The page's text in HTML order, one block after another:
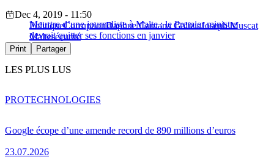
Meurtre d’une journaliste à Malte : le Premier ministre
devrait quitter ses fonctions en janvier
Dec 4, 2019 - 11:50
PolitiqueCorruptionDaphne Caruana GaliziaJoseph Muscat
Maltesécurité
Print Partager
LES PLUS LUS
Google écope d’une amende record de 890 millions d’euros
23.07.2026
PROTECHNOLOGIES